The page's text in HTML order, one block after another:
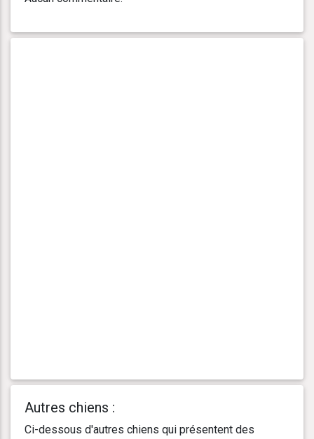
Autres chiens :
Ci-dessous d'autres chiens qui présentent des